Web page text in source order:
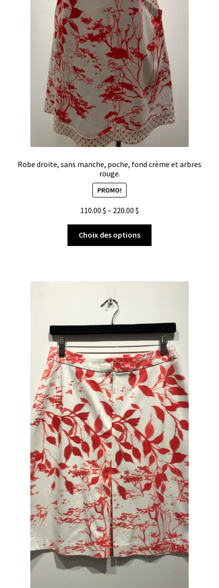
Robe droite, sans manche, poche, fond crème et arbres
rouge.
PROMO!
110.00 $ – 220.00 $
Choix des options